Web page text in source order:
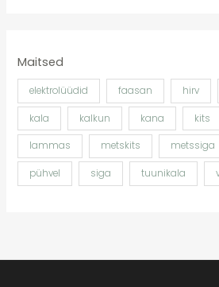
Maitsed
elektrolüüdid faasan hirv
kala kalkun kana kits
lammas metskits metssiga
pühvel siga tuunikala